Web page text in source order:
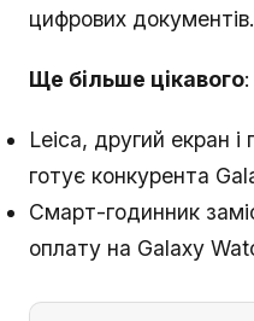
цифрових документів.
Ще більше цікавого:
Leica, другий екран і
готує конкурента
Смарт-годинник
оплату на Galaxy